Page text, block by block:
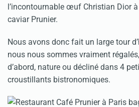
l’incontournable œuf Christian Dior
caviar Prunier.
Nous avons donc fait un large tour
nous nous sommes vraiment
d’abord, nature ou décliné dans 4
croustillants bistronomiques.